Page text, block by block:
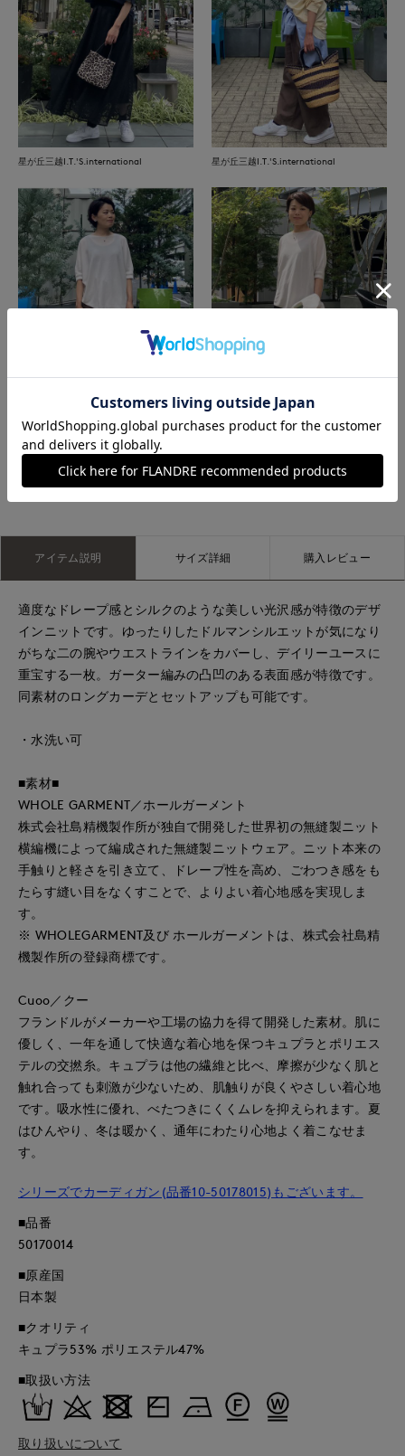
星が丘三越I.T.'S.international 星が丘三越I.T.'S.international
星が丘三越I.T.'S.international 星が丘三越I.T.'S.international
もっと見る
アイテム説明 サイズ詳細 購入レビュー
適度なドレープ感とシルクのような美しい光沢感が特徴のデザ
インニットです。ゆったりしたドルマンシルエットが気になり
がちな二の腕やウエストラインをカバーし、デイリーユースに
重宝する一枚。ガーター編みの凸凹のある表面感が特徴です。
同素材のロングカーデとセットアップも可能です。
・水洗い可
■素材■
WHOLE GARMENT／ホールガーメント
株式会社島精機製作所が独自で開発した世界初の無縫製ニット
横編機によって編成された無縫製ニットウェア。ニット本来の
手触りと軽さを引き立て、ドレープ性を高め、ごわつき感をも
たらす縫い目をなくすことで、よりよい着心地感を実現しま
す。
※ WHOLEGARMENT及び ホールガーメントは、株式会社島精
機製作所の登録商標です。
Cuoo／クー
フランドルがメーカーや工場の協力を得て開発した素材。肌に
優しく、一年を通して快適な着心地を保つキュプラとポリエス
テルの交撚糸。キュプラは他の繊維と比べ、摩擦が少なく肌と
触れ合っても刺激が少ないため、肌触りが良くやさしい着心地
です。吸水性に優れ、べたつきにくくムレを抑えられます。夏
はひんやり、冬は暖かく、通年にわたり心地よく着こなせま
す。
シリーズでカーディガン(品番10-50178015)もございます。
■品番
50170014
■原産国
日本製
■クオリティ
キュプラ53% ポリエステル47%
■取扱い方法
取り扱いについて